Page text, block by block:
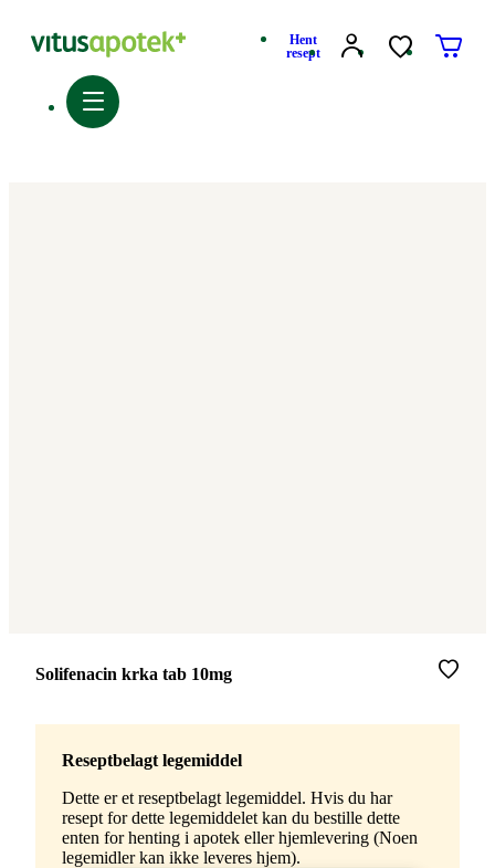
Hent
resept
Merke:
Solifenacin krka tab 10mg
Reseptbelagt legemiddel
Dette er et reseptbelagt legemiddel. Hvis du har
resept for dette legemiddelet kan du bestille dette
enten for henting i apotek eller hjemlevering (Noen
legemidler kan ikke leveres hjem).